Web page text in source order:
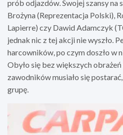
prób odjazdów. Swojej szansy na
Brożyna (Reprezentacja Polski),
Lapierre) czy Dawid Adamczyk
jednak nic z tej akcji nie wyszło.
harcowników, po czym doszło w
Obyło się bez większych
zawodników musiało się
grupę.